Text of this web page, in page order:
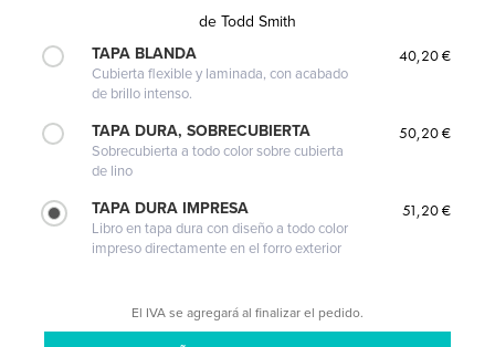
de Todd Smith
TAPA BLANDA
Cubierta flexible y laminada, con acabado
de brillo intenso.
40,20 €
TAPA DURA, SOBRECUBIERTA
Sobrecubierta a todo color sobre cubierta
de lino
50,20 €
TAPA DURA IMPRESA
Libro en tapa dura con diseño a todo color
impreso directamente en el forro exterior
51,20 €
El IVA se agregará al finalizar el pedido.